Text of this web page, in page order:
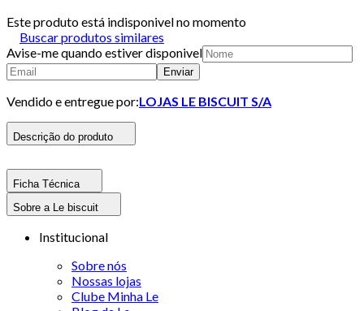
Este produto está indisponivel no momento
Buscar produtos similares
Avise-me quando estiver disponivel
Enviar
Vendido e entregue por:LOJAS LE BISCUIT S/A
Descrição do produto
Ficha Técnica
Sobre a Le biscuit
Institucional
Sobre nós
Nossas lojas
Clube Minha Le